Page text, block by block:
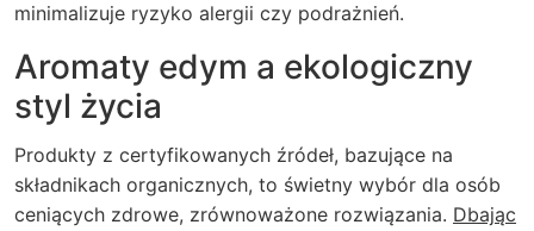
minimalizuje ryzyko alergii czy podrażnień.
Aromaty edym a ekologiczny
styl życia
Produkty z certyfikowanych źródeł, bazujące na
składnikach organicznych, to świetny wybór dla osób
ceniących zdrowe, zrównoważone rozwiązania. Dbając